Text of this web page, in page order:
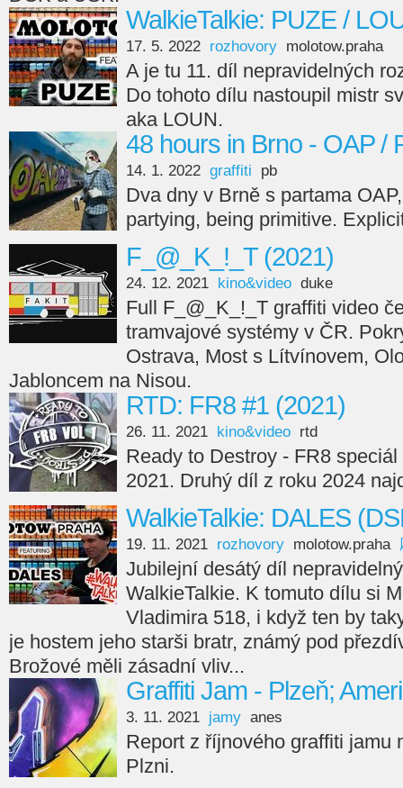
WalkieTalkie: PUZE /
17. 5. 2022 rozhovory molotow.praha
A je tu 11. díl nepravidelných
Do tohoto dílu nastoupil mistr
aka LOUN.
48 hours in Brno - OAP /
14. 1. 2022 graffiti pb
Dva dny v Brně s partama
partying, being primitive.
F_@_K_!_T (2021)
24. 12. 2021 kino&video duke
Full F_@_K_!_T graffiti video
tramvajové systémy v ČR.
Ostrava, Most s Lítvínovem,
Jabloncem na Nisou.
RTD: FR8 #1 (2021)
26. 11. 2021 kino&video rtd
Ready to Destroy - FR8
2021. Druhý díl z roku 2024
WalkieTalkie: DALES
19. 11. 2021 rozhovory molotow.praha
Jubilejní desátý díl
WalkieTalkie. K tomuto dílu si
Vladimira 518, i když ten by
je hostem jeho starši bratr, známý pod
Brožové měli zásadní vliv...
Graffiti Jam - Plzeň;
3. 11. 2021 jamy anes
Report z říjnového graffiti jamu
Plzni.